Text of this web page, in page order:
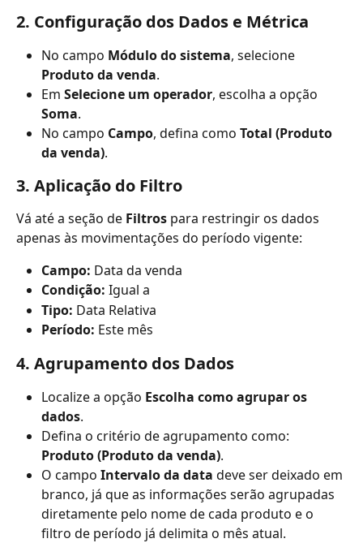
2. Configuração dos Dados e Métrica
No campo Módulo do sistema, selecione
Produto da venda.
Em Selecione um operador, escolha a opção
Soma.
No campo Campo, defina como Total (Produto
da venda).
3. Aplicação do Filtro
Vá até a seção de Filtros para restringir os dados
apenas às movimentações do período vigente:
Campo: Data da venda
Condição: Igual a
Tipo: Data Relativa
Período: Este mês
4. Agrupamento dos Dados
Localize a opção Escolha como agrupar os
dados.
Defina o critério de agrupamento como:
Produto (Produto da venda).
O campo Intervalo da data deve ser deixado em
branco, já que as informações serão agrupadas
diretamente pelo nome de cada produto e o
filtro de período já delimita o mês atual.